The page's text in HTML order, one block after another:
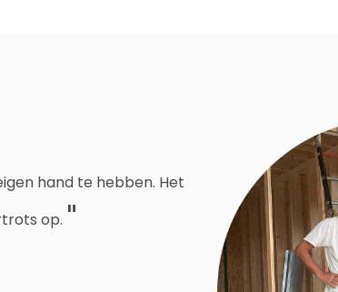
hand te hebben. Het
op.